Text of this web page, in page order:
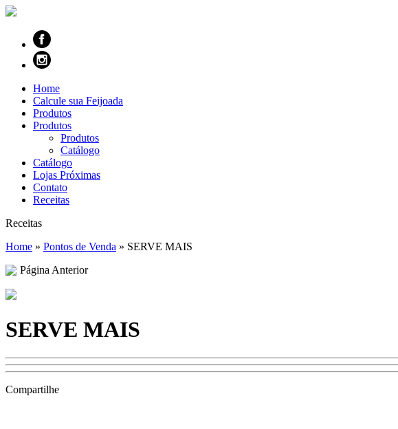
Home
Calcule sua Feijoada
Produtos
Produtos
Produtos
Catálogo
Catálogo
Lojas Próximas
Contato
Receitas
Receitas
Home » Pontos de Venda » SERVE MAIS
Página Anterior
SERVE MAIS
Compartilhe